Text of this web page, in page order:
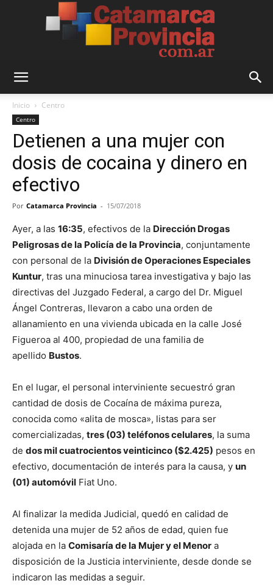
Provincia
Inicio Centro
Centro
Detienen a una mujer con
dosis de cocaina y dinero en
efectivo
Por Catamarca Provincia - 15/07/2018
Ayer, a las 16:35, efectivos de la Dirección Drogas
Peligrosas de la Policía de la Provincia, conjuntamente
con personal de la División de Operaciones Especiales
Kuntur, tras una minuciosa tarea investigativa y bajo las
directivas del Juzgado Federal, a cargo del Dr. Miguel
Ángel Contreras, llevaron a cabo una orden de
allanamiento en una vivienda ubicada en la calle José
Figueroa al 400, propiedad de una familia de
apellido Bustos.
En el lugar, el personal interviniente secuestró gran
cantidad de dosis de Cocaína de máxima pureza,
conocida como «alita de mosca», listas para ser
comercializadas, tres (03) teléfonos celulares, la suma
de dos mil cuatrocientos veinticinco ($2.425) pesos en
efectivo, documentación de interés para la causa, y un
(01) automóvil Fiat Uno.
Al finalizar la medida Judicial, quedó en calidad de
detenida una mujer de 52 años de edad, quien fue
alojada en la Comisaría de la Mujer y el Menor a
disposición de la Justicia interviniente, desde donde se
indicaron las medidas a seguir.